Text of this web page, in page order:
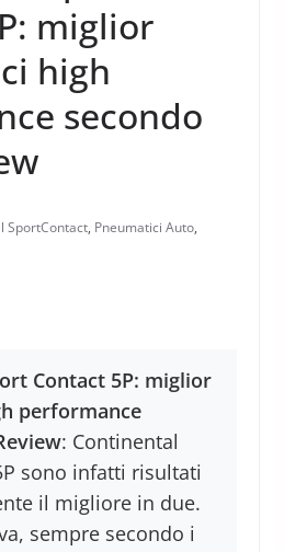
miglior
high
secondo
SportContact, Pneumatici Auto,
Contact 5P: miglior
performance
: Continental
sono infatti risultati
il migliore in due.
sempre secondo i